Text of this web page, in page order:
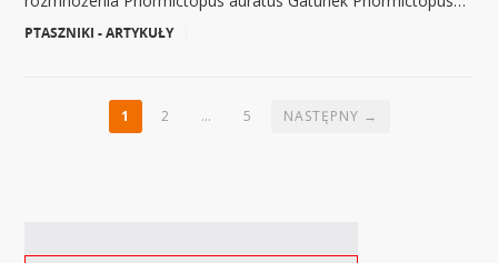
PTASZNIKI - ARTYKUŁY
1 2 … 5 NASTĘPNY →